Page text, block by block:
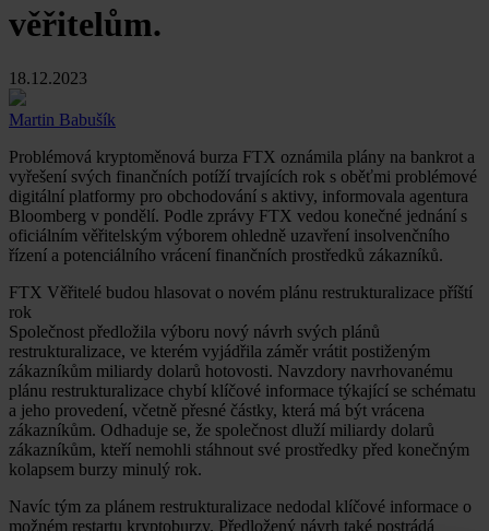
věřitelům.
18.12.2023
Martin Babušík
Problémová kryptoměnová burza FTX oznámila plány na bankrot a
vyřešení svých finančních potíží trvajících rok s oběťmi problémové
digitální platformy pro obchodování s aktivy, informovala agentura
Bloomberg v pondělí. Podle zprávy FTX vedou konečné jednání s
oficiálním věřitelským výborem ohledně uzavření insolvenčního
řízení a potenciálního vrácení finančních prostředků zákazníků.
FTX Věřitelé budou hlasovat o novém plánu restrukturalizace příští
rok
Společnost předložila výboru nový návrh svých plánů
restrukturalizace, ve kterém vyjádřila záměr vrátit postiženým
zákazníkům miliardy dolarů hotovosti. Navzdory navrhovanému
plánu restrukturalizace chybí klíčové informace týkající se schématu
a jeho provedení, včetně přesné částky, která má být vrácena
zákazníkům. Odhaduje se, že společnost dluží miliardy dolarů
zákazníkům, kteří nemohli stáhnout své prostředky před konečným
kolapsem burzy minulý rok.
Navíc tým za plánem restrukturalizace nedodal klíčové informace o
možném restartu kryptoburzy. Předložený návrh také postrádá